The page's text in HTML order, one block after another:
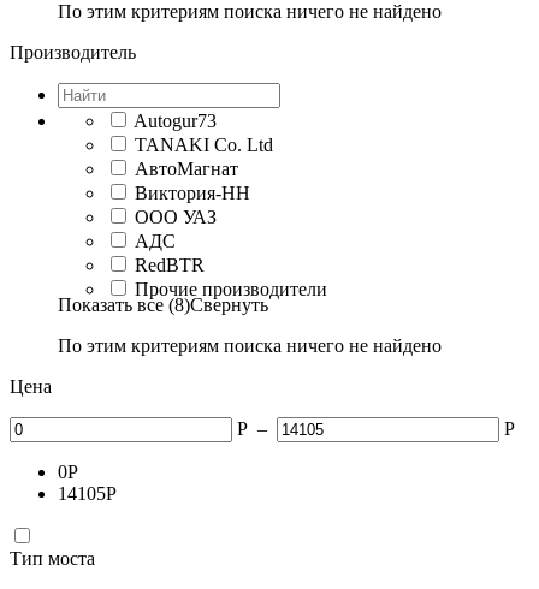
По этим критериям поиска ничего не найдено
Производитель
Autogur73
TANAKI Co. Ltd
АвтоМагнат
Виктория-НН
ООО УАЗ
АДС
RedBTR
Прочие производители
Показать все (8)Свернуть
По этим критериям поиска ничего не найдено
Цена
Р – Р
0Р
14105Р
Тип моста